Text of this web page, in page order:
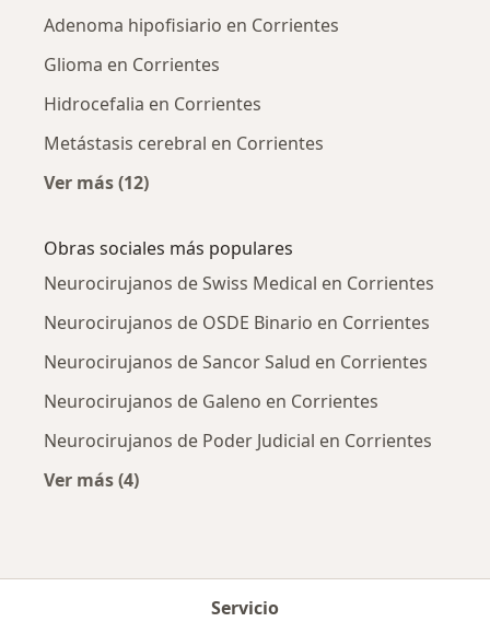
Adenoma hipofisiario en Corrientes
Glioma en Corrientes
Hidrocefalia en Corrientes
Metástasis cerebral en Corrientes
Ver más (12)
Obras sociales más populares
Neurocirujanos de Swiss Medical en Corrientes
Neurocirujanos de OSDE Binario en Corrientes
Neurocirujanos de Sancor Salud en Corrientes
Neurocirujanos de Galeno en Corrientes
Neurocirujanos de Poder Judicial en Corrientes
Ver más (4)
Servicio